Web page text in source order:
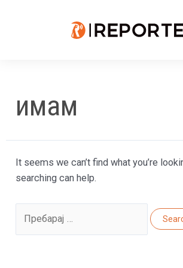
имам
It seems we can’t find what you’re
searching can help.